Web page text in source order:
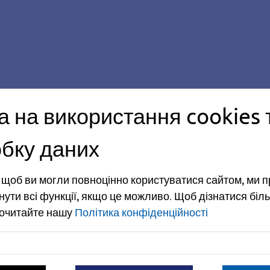
міністерство з питань охорони навколишнього
на використання cookies
даних
ви могли повноцінно користуватися сайтом, ми
всі функції, якщо це можливо. Щоб дізнатися
нашу Політика конфіденційності